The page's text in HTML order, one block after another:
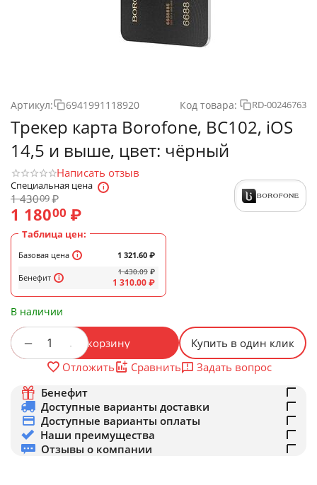
Артикул: 6941991118920 Код товара: RD-00246763
Трекер карта Borofone, BC102, iOS
14,5 и выше, цвет: чёрный
Написать отзыв
Специальная цена
1 43009₽
1 18000 ₽
Таблица цен:
Базовая цена
Бенефит
1 321.60 ₽
1 430.09 ₽
1 310.00₽
В наличии
+
− В корзину
Купить в один клик
Отложить
Сравнить
Задать вопрос
Бенефит
Доступные варианты доставки
Доступные варианты оплаты
Наши преимущества
Отзывы о компании